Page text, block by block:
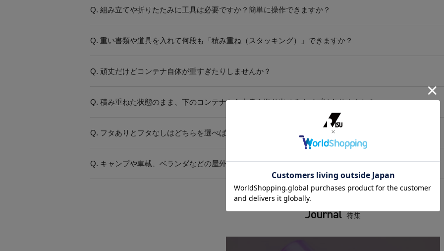
Q. 組み立てや折りたたみに工具は必要ですか？簡単に操作できますか？
Q. 重い書類や道具を入れて何段も「積み重ね（スタッキング）」できますか？
Q. 頑丈だけどコンテナ自体が重すぎたりしませんか？
Q. 積み重ねた状態のまま、下のコンテナから中身を取り出せるタイプはありますか？
Q. フタありとフタなしはどちらを選べばいいですか？
Q. キャンプや車載、ベランダなどの屋外で使っても大丈夫ですか？水洗いはできますか？
Journal 特集